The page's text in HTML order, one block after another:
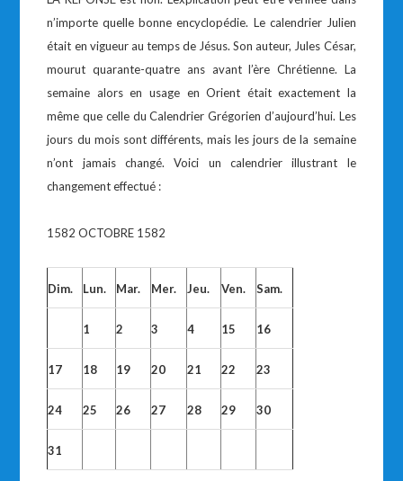
n’importe quelle bonne encyclopédie. Le calendrier Julien
était en vigueur au temps de Jésus. Son auteur, Jules César,
mourut quarante-quatre ans avant l’ère Chrétienne. La
semaine alors en usage en Orient était exactement la
même que celle du Calendrier Grégorien d’aujourd’hui. Les
jours du mois sont différents, mais les jours de la semaine
n’ont jamais changé. Voici un calendrier illustrant le
changement effectué :
1582 OCTOBRE 1582
Dim. Lun. Mar. Mer. Jeu. Ven. Sam.
1 2 3 4 15 16
17 18 19 20 21 22 23
24 25 26 27 28 29 30
31